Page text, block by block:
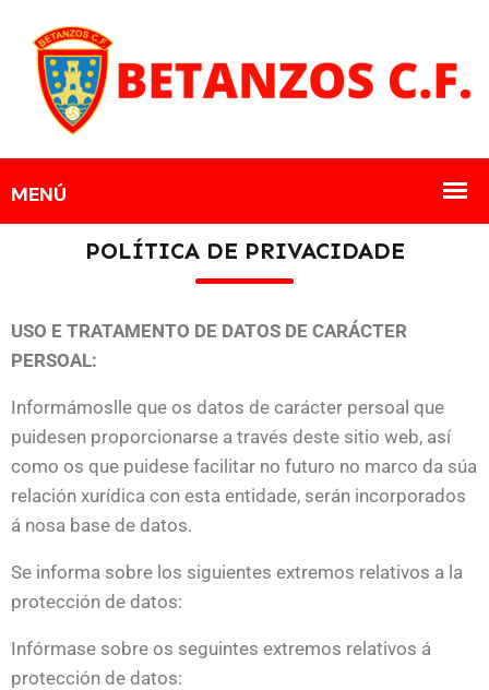
POLÍTICA DE PRIVACIDADE
USO E TRATAMENTO DE DATOS DE CARÁCTER
PERSOAL:
Informámoslle que os datos de carácter persoal que
puidesen proporcionarse a través deste sitio web, así
como os que puidese facilitar no futuro no marco da súa
relación xurídica con esta entidade, serán incorporados
á nosa base de datos.
Se informa sobre los siguientes extremos relativos a la
protección de datos:
Infórmase sobre os seguintes extremos relativos á
protección de datos: